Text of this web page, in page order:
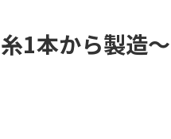
1本から製造～